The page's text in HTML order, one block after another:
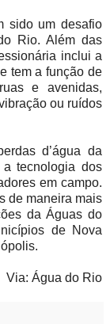
sido um desafio
Rio. Além das
inclui a
tem a função de
e avenidas,
ou ruídos
d’água da
a tecnologia dos
em campo.
de maneira mais
da Águas do
de Nova
Via: Água do Rio